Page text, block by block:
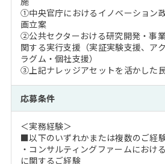
①中央官庁におけるイノベーション
画立案
②公共セクターおける研究開発・事
関する実行支援（実証実験支援、ア
ラグム・個社支援）
③上記ナレッジアセットを活かした
応募条件
＜実務経験＞
■以下のいずれかまたは複数のご経
・コンサルティングファームにおけ
に関するご経験